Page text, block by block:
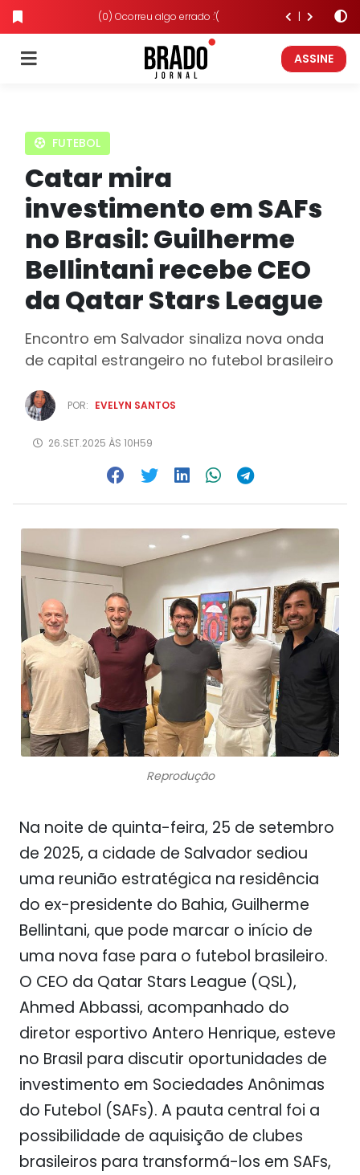
(0) Ocorreu algo errado :'(
ASSINE
FUTEBOL
Catar mira
investimento em SAFs
no Brasil: Guilherme
Bellintani recebe CEO
da Qatar Stars League
Encontro em Salvador sinaliza nova onda
de capital estrangeiro no futebol brasileiro
POR: EVELYN SANTOS
26.SET.2025 ÀS 10H59
Reprodução
Na noite de quinta-feira, 25 de setembro
de 2025, a cidade de Salvador sediou
uma reunião estratégica na residência
do ex-presidente do Bahia, Guilherme
Bellintani, que pode marcar o início de
uma nova fase para o futebol brasileiro.
O CEO da Qatar Stars League (QSL),
Ahmed Abbassi, acompanhado do
diretor esportivo Antero Henrique, esteve
no Brasil para discutir oportunidades de
investimento em Sociedades Anônimas
do Futebol (SAFs). A pauta central foi a
possibilidade de aquisição de clubes
brasileiros para transformá-los em SAFs,